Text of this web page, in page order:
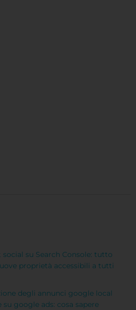
social su Search Console: tutto
proprietà accessibili a tutti
degli annunci google local
su google ads: cosa sapere